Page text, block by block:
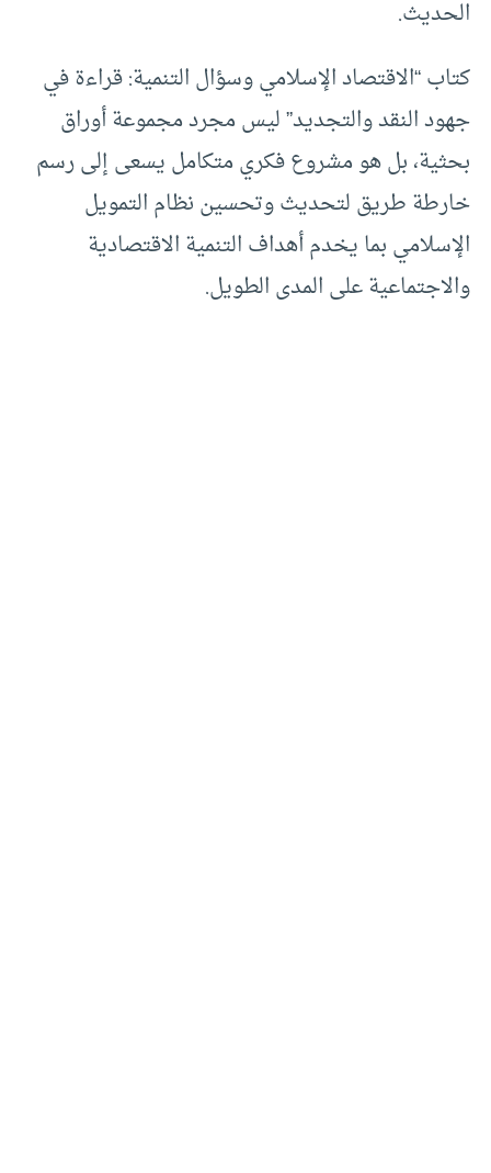
الحديث.
كتاب “الاقتصاد الإسلامي وسؤال التنمية: قراءة في
جهود النقد والتجديد” ليس مجرد مجموعة أوراق
بحثية، بل هو مشروع فكري متكامل يسعى إلى رسم
خارطة طريق لتحديث وتحسين نظام التمويل
الإسلامي بما يخدم أهداف التنمية الاقتصادية
والاجتماعية على المدى الطويل.